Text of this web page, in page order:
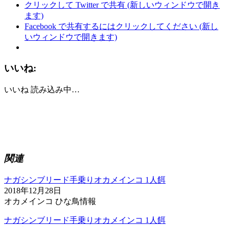
クリックして Twitter で共有 (新しいウィンドウで開き
ます)
Facebook で共有するにはクリックしてください (新し
いウィンドウで開きます)
いいね:
いいね 読み込み中…
関連
ナガシンブリード手乗りオカメインコ 1人餌
2018年12月28日
オカメインコ ひな鳥情報
ナガシンブリード手乗りオカメインコ 1人餌